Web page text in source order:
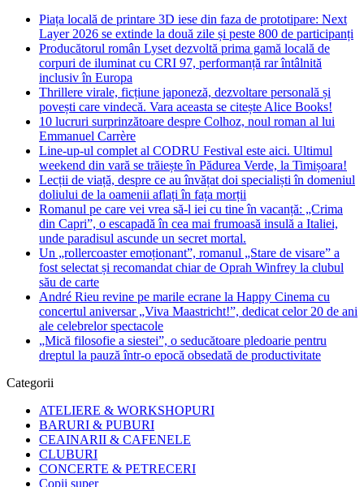
Piața locală de printare 3D iese din faza de prototipare: Next
Layer 2026 se extinde la două zile și peste 800 de participanți
Producătorul român Lyset dezvoltă prima gamă locală de
corpuri de iluminat cu CRI 97, performanță rar întâlnită
inclusiv în Europa
Thrillere virale, ficțiune japoneză, dezvoltare personală și
povești care vindecă. Vara aceasta se citește Alice Books!
10 lucruri surprinzătoare despre Colhoz, noul roman al lui
Emmanuel Carrère
Line-up-ul complet al CODRU Festival este aici. Ultimul
weekend din vară se trăiește în Pădurea Verde, la Timișoara!
Lecții de viață, despre ce au învățat doi specialiști în domeniul
doliului de la oamenii aflați în fața morții
Romanul pe care vei vrea să-l iei cu tine în vacanță: „Crima
din Capri”, o escapadă în cea mai frumoasă insulă a Italiei,
unde paradisul ascunde un secret mortal.
Un „rollercoaster emoționant”, romanul „Stare de visare” a
fost selectat și recomandat chiar de Oprah Winfrey la clubul
său de carte
André Rieu revine pe marile ecrane la Happy Cinema cu
concertul aniversar „Viva Maastricht!”, dedicat celor 20 de ani
ale celebrelor spectacole
„Mică filosofie a siestei”, o seducătoare pledoarie pentru
dreptul la pauză într-o epocă obsedată de productivitate
Categorii
ATELIERE & WORKSHOPURI
BARURI & PUBURI
CEAINARII & CAFENELE
CLUBURI
CONCERTE & PETRECERI
Copii super